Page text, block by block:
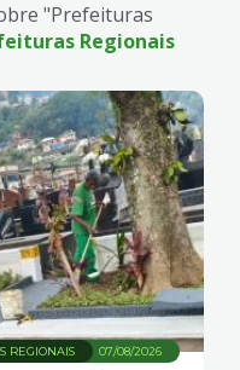
"Prefeituras
Regionais
07/08/2026
REGIONAIS